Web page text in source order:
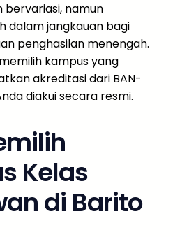
bervariasi, namun
dalam jangkauan bagi
penghasilan menengah.
kampus yang
akreditasi dari BAN-
diakui secara resmi.
Kelas
di Barito